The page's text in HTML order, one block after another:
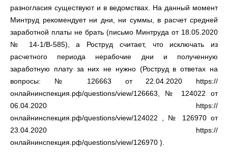
разногласия существуют и в ведомствах. На данный момент
Минтруд рекомендует ни дни, ни суммы, в расчет средней
заработной платы не брать (письмо Минтруда от 18.05.2020
№ 14-1/В-585), а Роструд считает, что исключать из
расчетного периода нерабочие дни и полученную
заработную плату за них не нужно (Роструд в ответах на
вопросы: № 126663 от 22.04.2020 https://
онлайнинспекция.рф/questions/view/126663, № 124022 от
06.04.2020 https://
онлайнинспекция.рф/questions/view/124022 , № 126970 от
23.04.2020 https://
онлайнинспекция.рф/questions/view/126970 ).